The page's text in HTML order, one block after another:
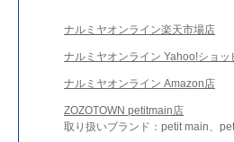
ナルミヤオンライン楽天市場店
ナルミヤオンライン Yahoo!ショッ
ナルミヤオンライン Amazon店
ZOZOTOWN petitmain店
取り扱いブランド：petit main、